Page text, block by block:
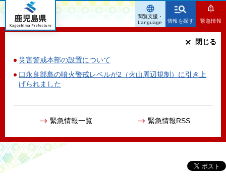
鹿児島県
情報を探す 緊急情報
災害警戒本部の設置について
口永良部島の噴火警戒レベルが2（火山周辺規制）に引き上
げられました
緊急情報一覧 緊急情報RSS
閉じる
閲覧支援・
Language